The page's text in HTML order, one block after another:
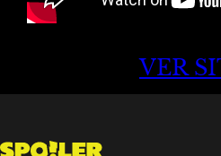
VER